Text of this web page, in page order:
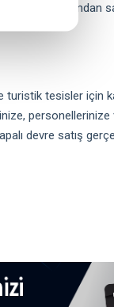
otomatlarından
turistik tesisler için
personellerinize
devre satış